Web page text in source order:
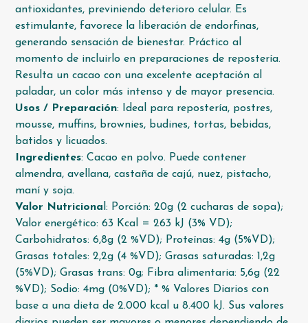
antioxidantes, previniendo deterioro celular. Es
estimulante, favorece la liberación de endorfinas,
generando sensación de bienestar. Práctico al
momento de incluirlo en preparaciones de repostería.
Resulta un cacao con una excelente aceptación al
paladar, un color más intenso y de mayor presencia.
Usos / Preparación: Ideal para repostería, postres,
mousse, muffins, brownies, budines, tortas, bebidas,
batidos y licuados.
Ingredientes: Cacao en polvo. Puede contener
almendra, avellana, castaña de cajú, nuez, pistacho,
maní y soja.
Valor Nutriciona l: Porción: 20g (2 cucharas de sopa);
Valor energético: 63 Kcal = 263 kJ (3% VD);
Carbohidratos: 6,8g (2 %VD); Proteínas: 4g (5%VD);
Grasas totales: 2,2g (4 %VD); Grasas saturadas: 1,2g
(5%VD); Grasas trans: 0g; Fibra alimentaria: 5,6g (22
%VD); Sodio: 4mg (0%VD); * % Valores Diarios con
base a una dieta de 2.000 kcal u 8.400 kJ. Sus valores